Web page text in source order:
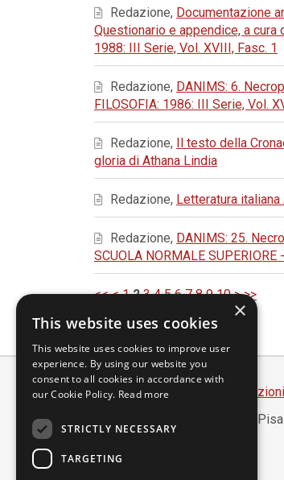
Redazione, Documentazione
Questionario e appendice, a
1988: III Serie, Vol. XVIII, Fasc. 1
Redazione, DANIMS: 6.
FILOSOFIA: 1986: III Serie, Vol.
Redazione, Il testo della
gloria di Athana Lindia
Redazione, Letteratura italiana
Redazione, DANIMS: 25.
SCUOLA NORMALE
<< < 1 2 3 4 5 6 7 8 9 10 > >>
Scuola Normale Superiore
Piazza dei Cavalieri, 7 - 56126 Pisa
Partita IVA 00420000507
×
This website uses cookies
This website uses cookies to improve user
experience. By using our website you
consent to all cookies in accordance with
our Cookie Policy. Read more
STRICTLY NECESSARY
TARGETING